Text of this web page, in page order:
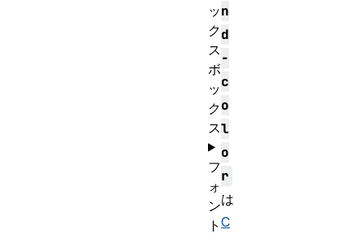
n
d
-
c
o
l
o
r
は
C
ッ
ク
ス
ボ
ッ
ク
ス
フ
ォ
ン
ト